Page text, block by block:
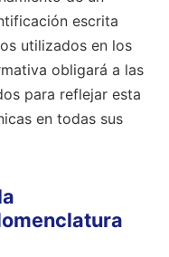
escrita
utilizados en los
obligará a las
para reflejar esta
en todas sus